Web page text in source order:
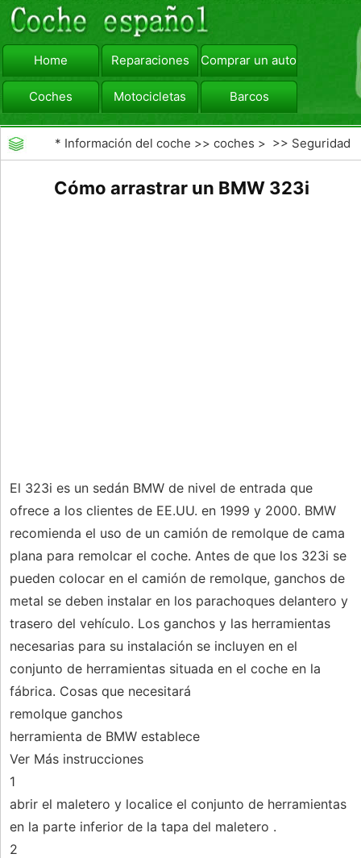
Home Reparaciones Comprar un automóvil
Coches Motocicletas Barcos
viajar Camiones
* Información del coche >>coches > >> Seguridad
Cómo arrastrar un BMW 323i
El 323i es un sedán BMW de nivel de entrada que
ofrece a los clientes de EE.UU. en 1999 y 2000. BMW
recomienda el uso de un camión de remolque de cama
plana para remolcar el coche. Antes de que los 323i se
pueden colocar en el camión de remolque, ganchos de
metal se deben instalar en los parachoques delantero y
trasero del vehículo. Los ganchos y las herramientas
necesarias para su instalación se incluyen en el
conjunto de herramientas situada en el coche en la
fábrica. Cosas que necesitará
remolque ganchos
herramienta de BMW establece
Ver Más instrucciones
1
abrir el maletero y localice el conjunto de herramientas
en la parte inferior de la tapa del maletero .
2